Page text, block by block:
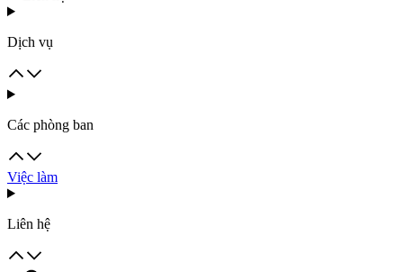
Dịch vụ
Các phòng ban
Việc làm
Liên hệ